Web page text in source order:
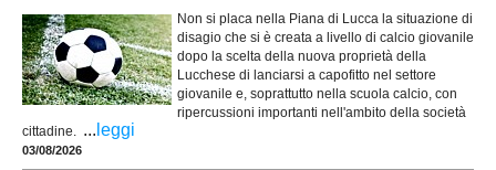
Non si placa nella Piana di Lucca la situazione di
disagio che si è creata a livello di calcio giovanile
dopo la scelta della nuova proprietà della
Lucchese di lanciarsi a capofitto nel settore
giovanile e, soprattutto nella scuola calcio, con
ripercussioni importanti nell'ambito della società
cittadine. ... leggi
03/08/2026